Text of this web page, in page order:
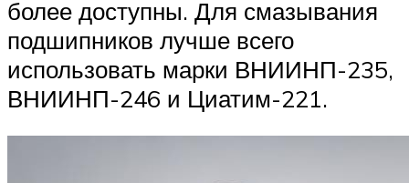
более доступны. Для смазывания
подшипников лучше всего
использовать марки ВНИИНП-235,
ВНИИНП-246 и Циатим-221.